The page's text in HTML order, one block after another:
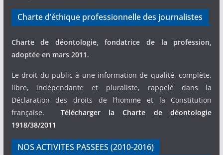
Charte d’éthique professionnelle des journalistes
Charte de déontologie, fondatrice de la profession,
adoptée en mars 2011.
Le droit du public à une information de qualité, complète,
libre, indépendante et pluraliste, rappelé dans la
Déclaration des droits de l’homme et la Constitution
française. Télécharger la Charte de déontologie
1918/38/2011
NOS ACTIVITES PASSEES (2010-2016)